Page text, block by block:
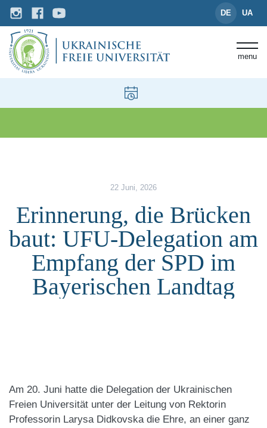
DE UA
menu
22 Juni, 2026
Erinnerung, die Brücken
baut: UFU-Delegation am
Empfang der SPD im
Bayerischen Landtag
Am 20. Juni hatte die Delegation der Ukrainischen
Freien Universität unter der Leitung von Rektorin
Professorin Larysa Didkovska die Ehre, an einer ganz